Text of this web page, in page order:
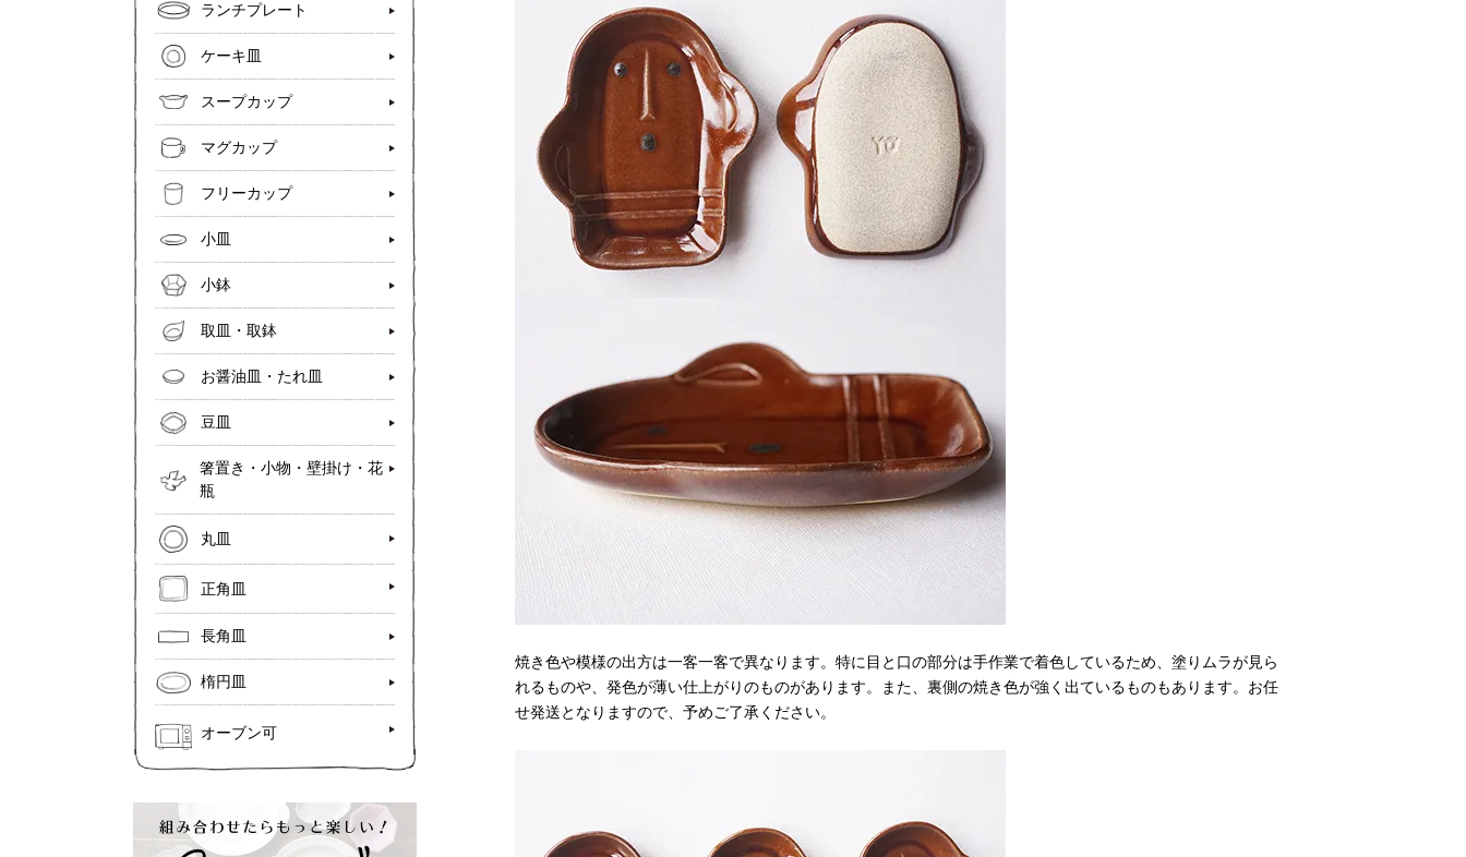
焼き色や模様の出方は一客一客で異なります。特に目と口の部分は手作業で着色しているため、塗りムラが見ら
れるものや、発色が薄い仕上がりのものがあります。また、裏側の焼き色が強く出ているものもあります。お任
せ発送となりますので、予めご了承ください。
ランチプレート
ケーキ皿
スープカップ
マグカップ
フリーカップ
小皿
小鉢
取皿・取鉢
お醤油皿・たれ皿
豆皿
箸置き・小物・壁掛け・花
瓶
丸皿
正角皿
長角皿
楕円皿
オーブン可